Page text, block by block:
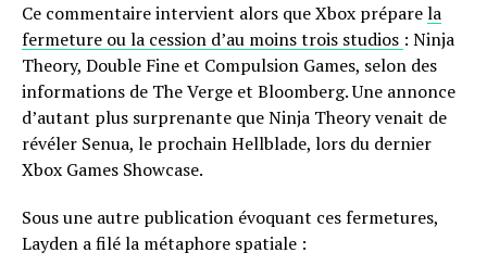
Ce commentaire intervient alors que Xbox préparela
fermeture ou la cession d’au moins trois studios : Ninja
Theory, Double Fine et Compulsion Games, selon des
informations de The Verge et Bloomberg. Une annonce
d’autant plus surprenante que Ninja Theory venait de
révéler Senua, le prochain Hellblade, lors du dernier
Xbox Games Showcase.
Sous une autre publication évoquant ces fermetures,
Layden a filé la métaphore spatiale :